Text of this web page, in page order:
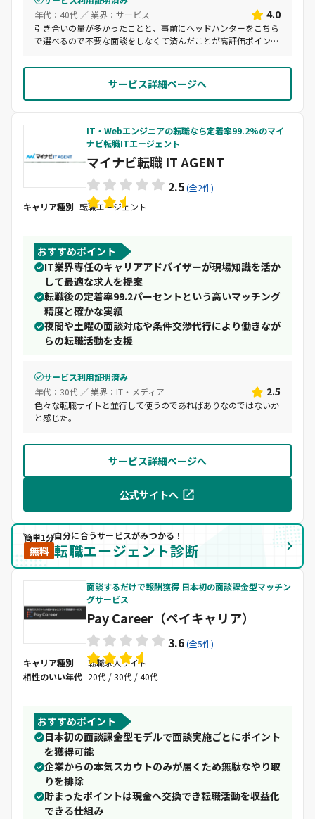
年代：40代 ／ 業界：サービス
4.0
引き合いの量が多かったことと、事前にヘッドハンターをこちら
で選べるので不要な面談をしなくて済んだことが高評価ポイント
サービス詳細ページへ
IT・Webエンジニアの転職なら定着率99.2%のマイ
ナビ転職ITエージェント
マイナビ転職 IT AGENT
2.5(全2件)
キャリア種別 転職エージェント
おすすめポイント
IT業界専任のキャリアアドバイザーが現場知識を活か
して最適な求人を提案
転職後の定着率99.2パーセントという高いマッチング
精度と確かな実績
夜間や土曜の面談対応や条件交渉代行により働きなが
らの転職活動を支援
サービス利用証明済み
年代：30代 ／ 業界：IT・メディア
2.5
色々な転職サイトと並行して使うのであればありなのではないか
と感じた。
サービス詳細ページへ
公式サイトへ
簡単1分
無料
自分に合うサービスがみつかる！
転職エージェント診断
面談するだけで報酬獲得 日本初の面談課金型マッチン
グサービス
Pay Career（ペイキャリア）
3.6(全5件)
キャリア種別
転職求人サイト
相性のいい年代 20代 / 30代 / 40代
おすすめポイント
日本初の面談課金型モデルで面談実施ごとにポイント
を獲得可能
企業からの本気スカウトのみが届くため無駄なやり取
りを排除
貯まったポイントは現金へ交換でき転職活動を収益化
できる仕組み